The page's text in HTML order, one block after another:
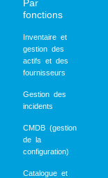
Par
fonctions
Inventaire et
gestion des
actifs et des
fournisseurs
Gestion des
incidents
CMDB (gestion
de la
configuration)
Catalogue et